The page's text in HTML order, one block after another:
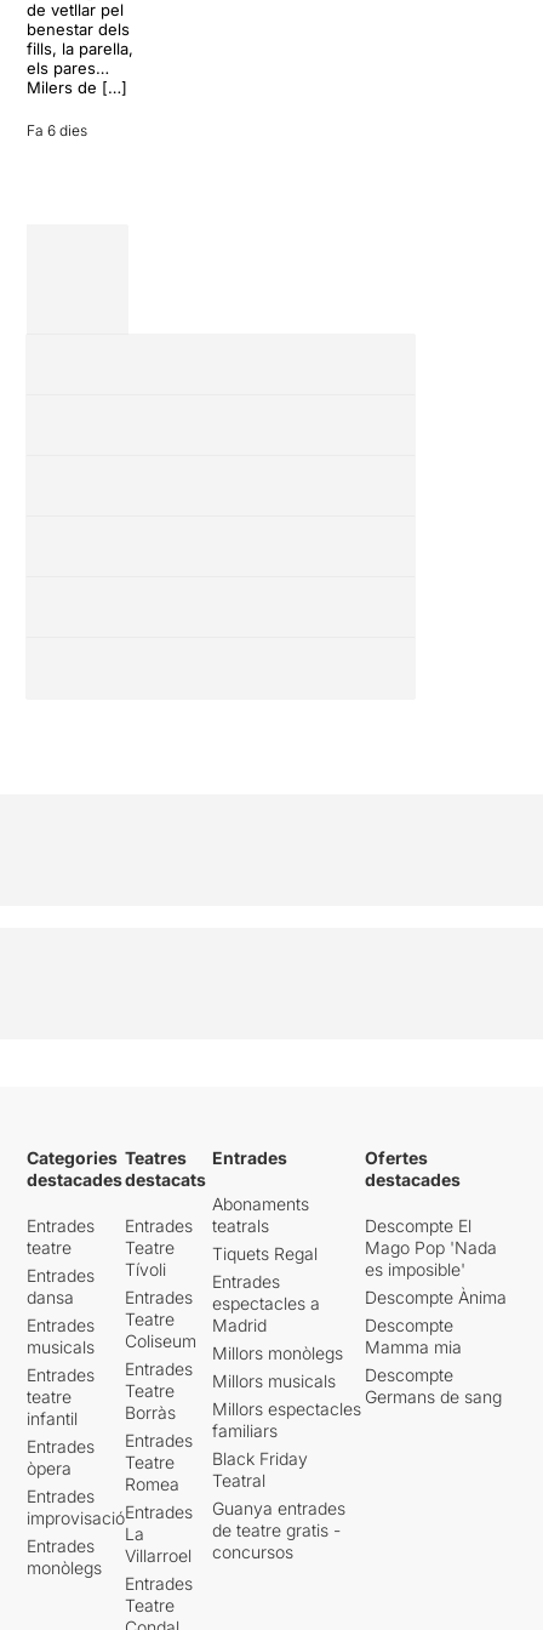
de vetllar pel
benestar dels
fills, la parella,
els pares…
Milers de […]
Fa 6 dies
Categories
destacades
Entrades
teatre
Entrades
dansa
Entrades
musicals
Entrades
teatre
infantil
Entrades
òpera
Entrades
improvisació
Entrades
monòlegs
Teatres
destacats
Entrades
Teatre
Tívoli
Entrades
Teatre
Coliseum
Entrades
Teatre
Borràs
Entrades
Teatre
Romea
Entrades
La
Villarroel
Entrades
Teatre
Entrades
Abonaments
teatrals
Tiquets Regal
Entrades
espectacles a
Madrid
Millors monòlegs
Millors musicals
Millors espectacles
familiars
Black Friday
Teatral
Guanya entrades
de teatre gratis -
concursos
Ofertes
destacades
Descompte El
Mago Pop 'Nada
es imposible'
Descompte Ànima
Descompte
Mamma mia
Descompte
Germans de sang